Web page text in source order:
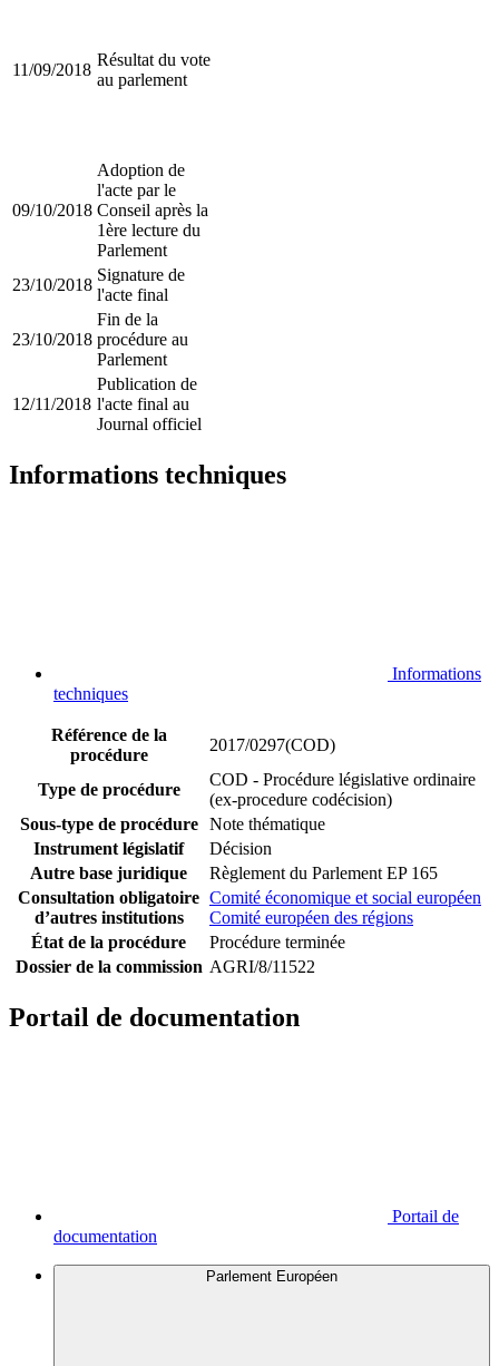
11/09/2018
Résultat du vote
au parlement
09/10/2018
Adoption de
l'acte par le
Conseil après la
1ère lecture du
Parlement
23/10/2018
Signature de
l'acte final
23/10/2018
Fin de la
procédure au
Parlement
12/11/2018
Publication de
l'acte final au
Journal officiel
Informations techniques
Informations
techniques
Référence de la
procédure
2017/0297(COD)
Type de procédure
COD - Procédure législative ordinaire
(ex-procedure codécision)
Sous-type de procédure
Note thématique
Instrument législatif
Décision
Autre base juridique
Règlement du Parlement EP 165
Consultation obligatoire
d’autres institutions
Comité économique et social européen
Comité européen des régions
État de la procédure
Procédure terminée
Dossier de la commission AGRI/8/11522
Portail de documentation
Portail de
documentation
Parlement Européen